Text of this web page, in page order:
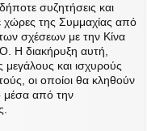
συζητήσεις και
χώρες της Συμμαχίας από
σχέσεων με την Κίνα
Η διακήρυξη αυτή,
μεγάλους και ισχυρούς
οι οποίοι θα κληθούν
μέσα από την